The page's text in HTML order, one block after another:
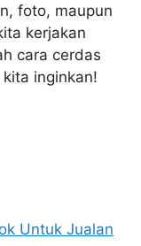
foto, maupun
kerjakan
cara cerdas
inginkan!
Untuk Jualan